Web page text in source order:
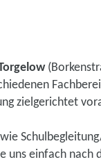
zielgerichtet
uns einfach